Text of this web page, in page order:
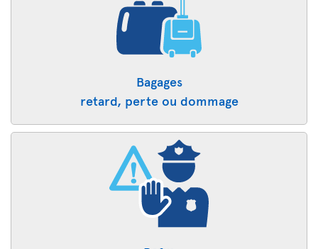
Bagages
retard, perte ou dommage